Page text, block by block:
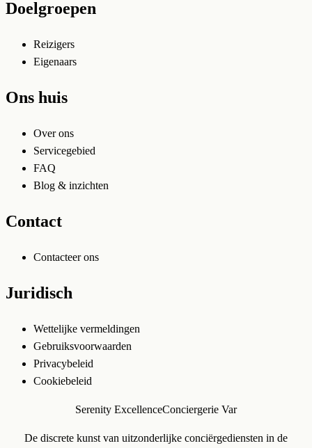
Doelgroepen
Reizigers
Eigenaars
Ons huis
Over ons
Servicegebied
FAQ
Blog & inzichten
Contact
Contacteer ons
Juridisch
Wettelijke vermeldingen
Gebruiksvoorwaarden
Privacybeleid
Cookiebeleid
Serenity ExcellenceConciergerie Var
De discrete kunst van uitzonderlijke conciërgediensten in de